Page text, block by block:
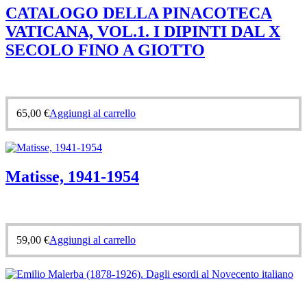
CATALOGO DELLA PINACOTECA
VATICANA, VOL.1. I DIPINTI DAL X
SECOLO FINO A GIOTTO
65,00 €Aggiungi al carrello
Matisse, 1941-1954
59,00 €Aggiungi al carrello